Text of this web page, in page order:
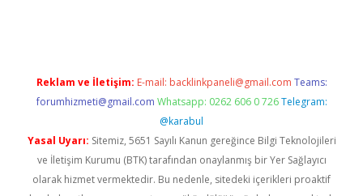
Reklam ve İletişim: E-mail: backlinkpaneli@gmail.com Teams:
forumhizmeti@gmail.com Whatsapp: 0262 606 0 726 Telegram:
@karabul
Yasal Uyarı: Sitemiz, 5651 Sayılı Kanun gereğince Bilgi Teknolojileri
ve İletişim Kurumu (BTK) tarafından onaylanmış bir Yer Sağlayıcı
olarak hizmet vermektedir. Bu nedenle, sitedeki içerikleri proaktif